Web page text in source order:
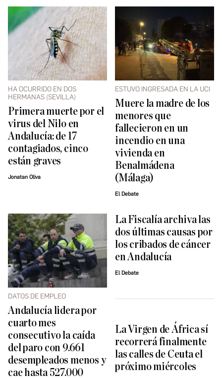
HA OCURRIDO EN DOS
HERMANAS (SEVILLA)
Primera muerte por el
virus del Nilo en
Andalucía: de 17
contagiados, cinco
están graves
Jonatan Oliva
ESTUVO INGRESADA EN LA UCI
Muere la madre de los
menores que
fallecieron en un
incendio en una
vivienda en
Benalmádena
(Málaga)
El Debate
DATOS DE EMPLEO
Andalucía lidera por
cuarto mes
consecutivo la caída
del paro con 9.661
desempleados menos y
cae hasta 527.000
La Fiscalía archiva las
dos últimas causas por
los cribados de cáncer
en Andalucía
El Debate
La Virgen de África sí
recorrerá finalmente
las calles de Ceuta el
próximo miércoles